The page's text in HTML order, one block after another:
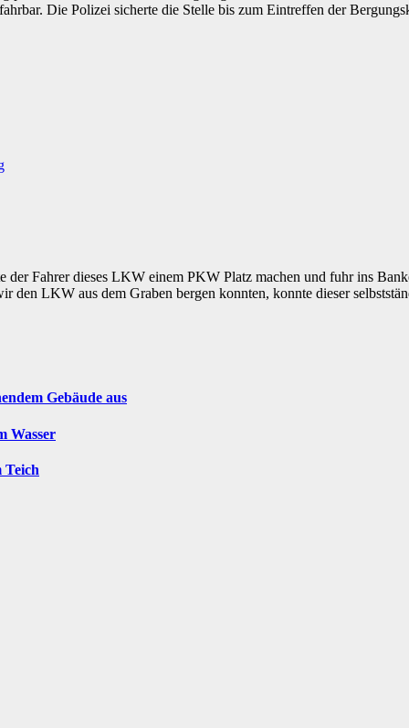
Die Polizei sicherte die Stelle bis zum Eintreffen der
der Fahrer dieses LKW einem PKW Platz machen und fuhr ins
den LKW aus dem Graben bergen konnten, konnte dieser
Gebäude aus
Wasser
Teich